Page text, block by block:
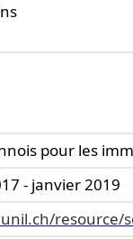
pour les
- janvier 2019
resource/